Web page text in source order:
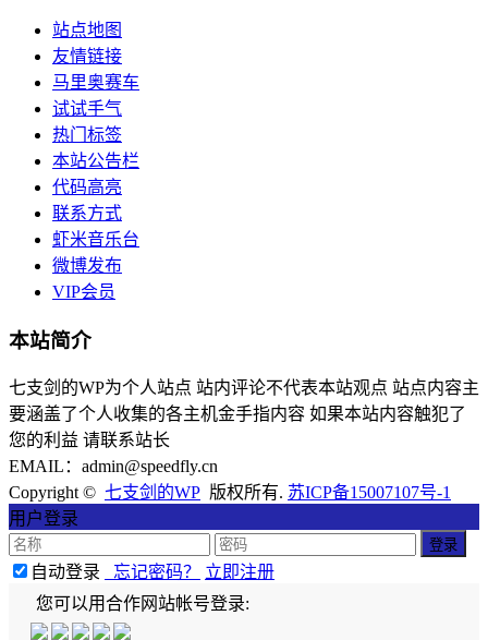
站点地图
友情链接
马里奥赛车
试试手气
热门标签
本站公告栏
代码高亮
联系方式
虾米音乐台
微博发布
VIP会员
本站简介
七支剑的WP为个人站点 站内评论不代表本站观点 站点内容主
要涵盖了个人收集的各主机金手指内容 如果本站内容触犯了
您的利益 请联系站长
EMAIL：admin@speedfly.cn
Copyright © 七支剑的WP 版权所有. 苏ICP备15007107号-1
用户登录
自动登录 忘记密码？
立即注册
您可以用合作网站帐号登录: